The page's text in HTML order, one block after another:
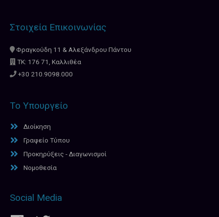
Στοιχεία Επικοινωνίας
Φραγκούδη 11 & Αλεξάνδρου Πάντου
ΤΚ: 176 71, Καλλιθέα
+30 210.9098.000
Το Υπουργείο
Διοίκηση
Γραφείο Τύπου
Προκηρύξεις - Διαγωνισμοί
Νομοθεσία
Social Media